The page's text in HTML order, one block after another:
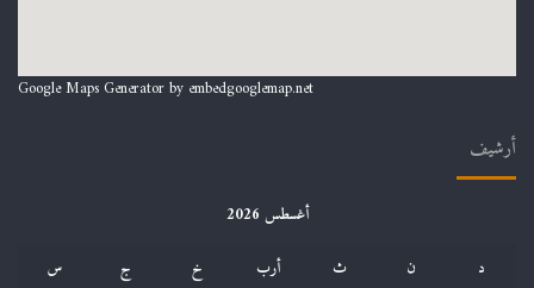
Google Maps Generator by embedgooglemap.net
أرشيف
أغسطس 2026
د
ن ث أرب خ ج
س